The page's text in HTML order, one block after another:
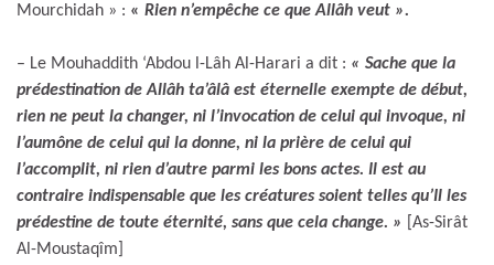
Mourchidah » : « Rien n’empêche ce que Allâh veut ».
– Le Mouhaddith ‘Abdou l-Lâh Al-Harari a dit : « Sache que la
prédestination de Allâh ta’âlâ est éternelle exempte de début,
rien ne peut la changer, ni l’invocation de celui qui invoque, ni
l’aumône de celui qui la donne, ni la prière de celui qui
l’accomplit, ni rien d’autre parmi les bons actes. Il est au
contraire indispensable que les créatures soient telles qu’Il les
prédestine de toute éternité, sans que cela change. »
[As-Sirât
Al-Moustaqîm]